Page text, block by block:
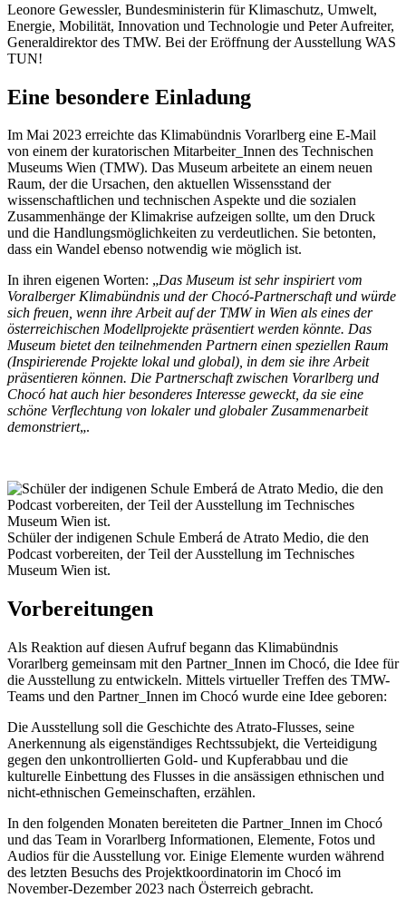
Leonore Gewessler, Bundesministerin für Klimaschutz, Umwelt,
Energie, Mobilität, Innovation und Technologie und Peter Aufreiter,
Generaldirektor des TMW. Bei der Eröffnung der Ausstellung WAS
TUN!
Eine besondere Einladung
Im Mai 2023 erreichte das Klimabündnis Vorarlberg eine E-Mail
von einem der kuratorischen Mitarbeiter_Innen des Technischen
Museums Wien (TMW). Das Museum arbeitete an einem neuen
Raum, der die Ursachen, den aktuellen Wissensstand der
wissenschaftlichen und technischen Aspekte und die sozialen
Zusammenhänge der Klimakrise aufzeigen sollte, um den Druck
und die Handlungsmöglichkeiten zu verdeutlichen. Sie betonten,
dass ein Wandel ebenso notwendig wie möglich ist.
In ihren eigenen Worten: „Das Museum ist sehr inspiriert vom
Voralberger Klimabündnis und der Chocó-Partnerschaft und würde
sich freuen, wenn ihre Arbeit auf der TMW in Wien als eines der
österreichischen Modellprojekte präsentiert werden könnte. Das
Museum bietet den teilnehmenden Partnern einen speziellen Raum
(Inspirierende Projekte lokal und global), in dem sie ihre Arbeit
präsentieren können. Die Partnerschaft zwischen Vorarlberg und
Chocó hat auch hier besonderes Interesse geweckt, da sie eine
schöne Verflechtung von lokaler und globaler Zusammenarbeit
demonstriert„.
Schüler der indigenen Schule Emberá de Atrato Medio, die den
Podcast vorbereiten, der Teil der Ausstellung im Technisches
Museum Wien ist.
Vorbereitungen
Als Reaktion auf diesen Aufruf begann das Klimabündnis
Vorarlberg gemeinsam mit den Partner_Innen im Chocó, die Idee für
die Ausstellung zu entwickeln. Mittels virtueller Treffen des TMW-
Teams und den Partner_Innen im Chocó wurde eine Idee geboren:
Die Ausstellung soll die Geschichte des Atrato-Flusses, seine
Anerkennung als eigenständiges Rechtssubjekt, die Verteidigung
gegen den unkontrollierten Gold- und Kupferabbau und die
kulturelle Einbettung des Flusses in die ansässigen ethnischen und
nicht-ethnischen Gemeinschaften, erzählen.
In den folgenden Monaten bereiteten die Partner_Innen im Chocó
und das Team in Vorarlberg Informationen, Elemente, Fotos und
Audios für die Ausstellung vor. Einige Elemente wurden während
des letzten Besuchs des Projektkoordinatorin im Chocó im
November-Dezember 2023 nach Österreich gebracht.